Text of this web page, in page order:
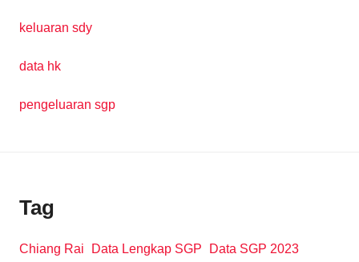
keluaran sdy
data hk
pengeluaran sgp
Tag
Chiang Rai Data Lengkap SGP
Data SGP 2023